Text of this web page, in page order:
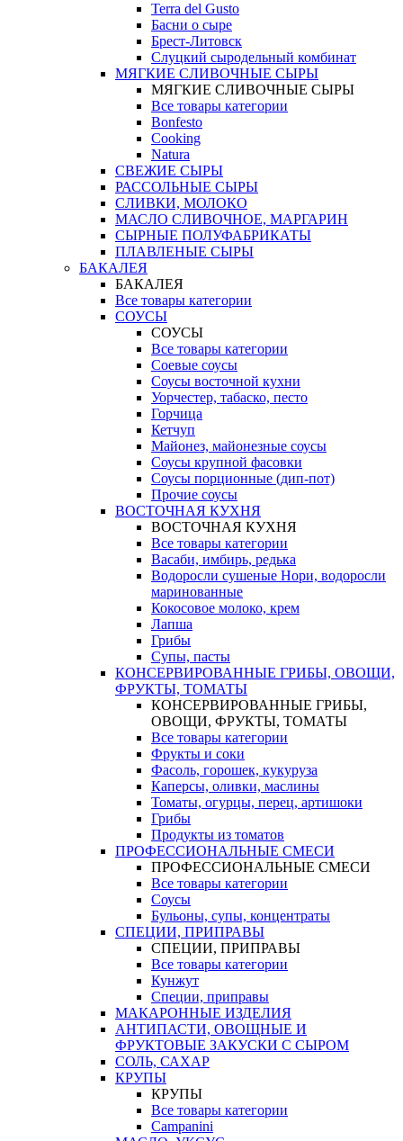
Terra del Gusto
Басни о сыре
Брест-Литовск
Слуцкий сыродельный комбинат
МЯГКИЕ СЛИВОЧНЫЕ СЫРЫ
МЯГКИЕ СЛИВОЧНЫЕ СЫРЫ
Все товары категории
Bonfesto
Cooking
Natura
СВЕЖИЕ СЫРЫ
РАССОЛЬНЫЕ СЫРЫ
СЛИВКИ, МОЛОКО
МАСЛО СЛИВОЧНОЕ, МАРГАРИН
СЫРНЫЕ ПОЛУФАБРИКАТЫ
ПЛАВЛЕНЫЕ СЫРЫ
БАКАЛЕЯ
БАКАЛЕЯ
Все товары категории
СОУСЫ
СОУСЫ
Все товары категории
Соевые соусы
Соусы восточной кухни
Уорчестер, табаско, песто
Горчица
Кетчуп
Майонез, майонезные соусы
Соусы крупной фасовки
Соусы порционные (дип-пот)
Прочие соусы
ВОСТОЧНАЯ КУХНЯ
ВОСТОЧНАЯ КУХНЯ
Все товары категории
Васаби, имбирь, редька
Водоросли сушеные Нори, водоросли
маринованные
Кокосовое молоко, крем
Лапша
Грибы
Супы, пасты
КОНСЕРВИРОВАННЫЕ ГРИБЫ, ОВОЩИ,
ФРУКТЫ, ТОМАТЫ
КОНСЕРВИРОВАННЫЕ ГРИБЫ,
ОВОЩИ, ФРУКТЫ, ТОМАТЫ
Все товары категории
Фрукты и соки
Фасоль, горошек, кукуруза
Каперсы, оливки, маслины
Томаты, огурцы, перец, артишоки
Грибы
Продукты из томатов
ПРОФЕССИОНАЛЬНЫЕ СМЕСИ
ПРОФЕССИОНАЛЬНЫЕ СМЕСИ
Все товары категории
Соусы
Бульоны, супы, концентраты
СПЕЦИИ, ПРИПРАВЫ
СПЕЦИИ, ПРИПРАВЫ
Все товары категории
Кунжут
Специи, приправы
МАКАРОННЫЕ ИЗДЕЛИЯ
АНТИПАСТИ, ОВОЩНЫЕ И
ФРУКТОВЫЕ ЗАКУСКИ С СЫРОМ
СОЛЬ, САХАР
КРУПЫ
КРУПЫ
Все товары категории
Campanini